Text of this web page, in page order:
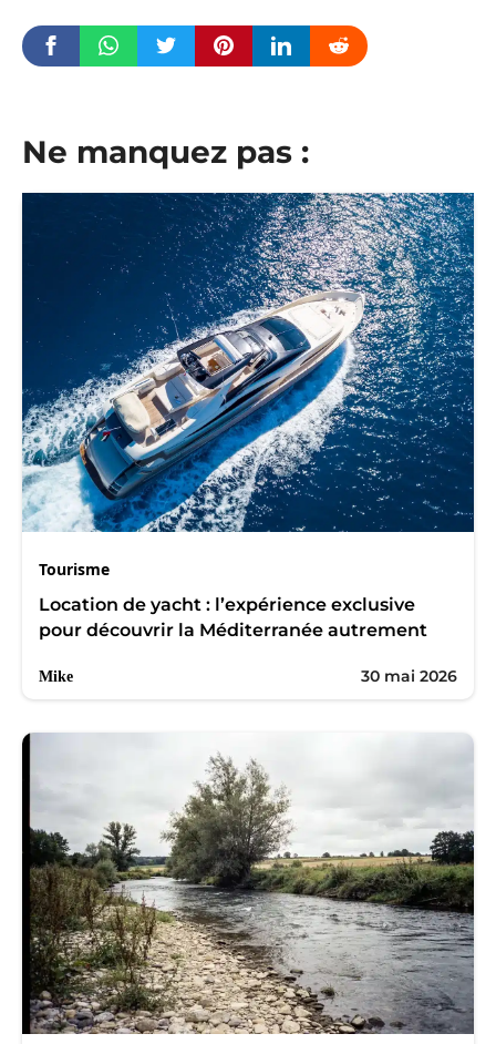
Ne manquez pas :
Tourisme
Location de yacht : l’expérience exclusive
pour découvrir la Méditerranée autrement
Mike 30 mai 2026